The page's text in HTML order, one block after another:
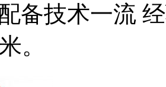
备技术一流
。